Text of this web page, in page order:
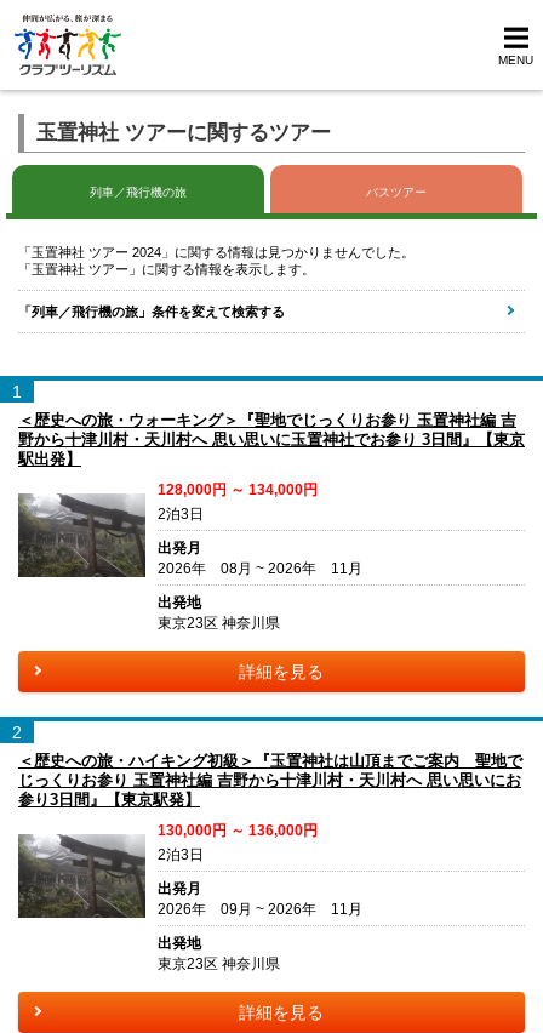
MENU
玉置神社 ツアーに関するツアー
列車／飛行機の旅 バスツアー
「玉置神社 ツアー 2024」に関する情報は見つかりませんでした。
「玉置神社 ツアー」に関する情報を表示します。
「列車／飛行機の旅」条件を変えて検索する
1
＜歴史への旅・ウォーキング＞『聖地でじっくりお参り 玉置神社編 吉
野から十津川村・天川村へ 思い思いに玉置神社でお参り 3日間』【東京
駅出発】
128,000円 ～ 134,000円
2泊3日
出発月
2026年 08月 ~ 2026年 11月
出発地
東京23区 神奈川県
詳細を見る
2
＜歴史への旅・ハイキング初級＞『玉置神社は山頂までご案内 聖地で
じっくりお参り 玉置神社編 吉野から十津川村・天川村へ 思い思いにお
参り3日間』【東京駅発】
130,000円 ～ 136,000円
2泊3日
出発月
2026年 09月 ~ 2026年 11月
出発地
東京23区 神奈川県
詳細を見る